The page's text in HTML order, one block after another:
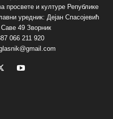
просвете и културе Републике
уредник: Дејан Спасојевић
49 Зворник
066 211 920